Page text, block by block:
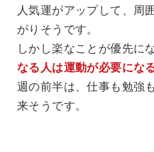
人気運がアップして、周
がりそうです。
しかし楽なことが優先に
なる人は運動が必要にな
週の前半は、仕事も勉強
来そうです。